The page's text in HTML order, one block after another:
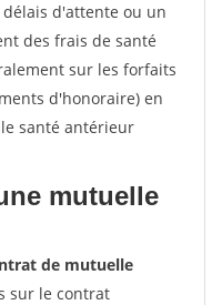
d'attente ou un
des frais de santé
sur les forfaits
d'honoraire) en
santé antérieur
mutuelle
de mutuelle
sur le contrat